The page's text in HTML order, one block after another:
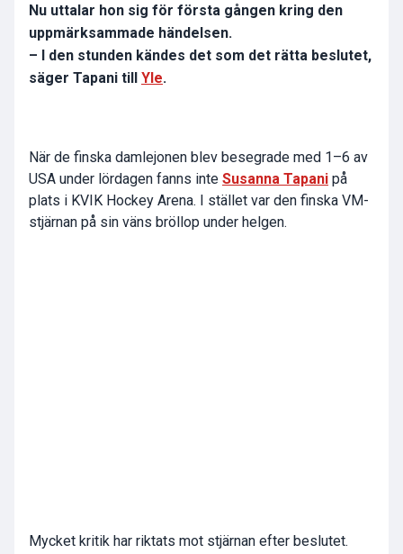
Nu uttalar hon sig för första gången kring den
uppmärksammade händelsen.
– I den stunden kändes det som det rätta beslutet,
säger Tapani till Yle.
När de finska damlejonen blev besegrade med 1–6 av
USA under lördagen fanns inte Susanna Tapani på
plats i KVIK Hockey Arena. I stället var den finska VM-
stjärnan på sin väns bröllop under helgen.
Mycket kritik har riktats mot stjärnan efter beslutet.